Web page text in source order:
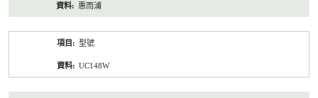
惠而浦
型號
UC148W